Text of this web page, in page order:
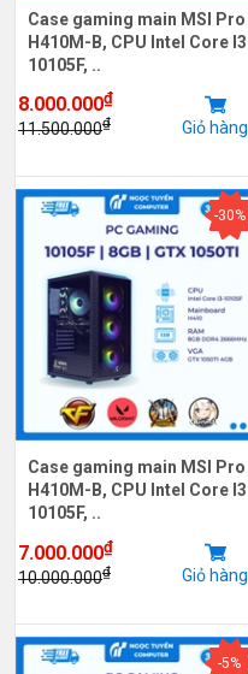
Case gaming main MSI Pro
H410M-B, CPU Intel Core I3
10105F, ..
8.000.000₫
11.500.000₫ Giỏ hàng
-30%
Case gaming main MSI Pro
H410M-B, CPU Intel Core I3
10105F, ..
7.000.000₫
10.000.000₫ Giỏ hàng
-5%